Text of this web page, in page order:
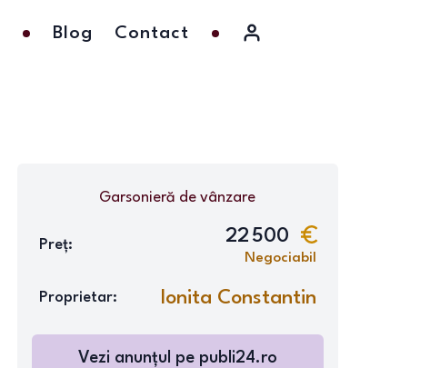
Blog Contact
Garsonieră de vânzare
Preț: 22 500
Negociabil
Proprietar: Ionita Constantin
Vezi anunțul pe publi24.ro